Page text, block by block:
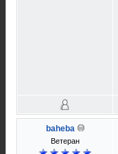
baheba
Ветеран